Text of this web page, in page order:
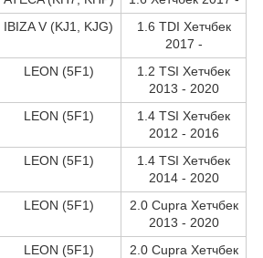
IBIZA V (KJ1, KJG)
1.6 TDI Хетчбек
2017 -
LEON (5F1)
1.2 TSI Хетчбек
2013 - 2020
LEON (5F1)
1.4 TSI Хетчбек
2012 - 2016
LEON (5F1)
1.4 TSI Хетчбек
2014 - 2020
LEON (5F1)
2.0 Cupra Хетчбек
2013 - 2020
LEON (5F1)
2.0 Cupra Хетчбек